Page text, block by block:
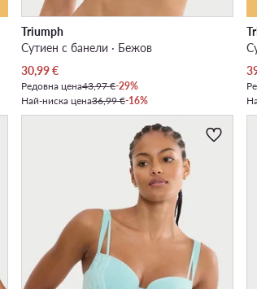
Triumph
Сутиен с банели · Бежов
Актуална цена
30,99€
Редовна цена43,97 €-29%
Най-ниска цена36,99 €-16%